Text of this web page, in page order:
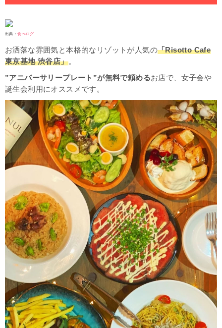
出典：食べログ
お洒落な雰囲気と本格的なリゾットが人気の「Risotto Cafe
東京基地 渋谷店」。
”アニバーサリープレート”が無料で頼めるお店で、女子会や
誕生会利用にオススメです。